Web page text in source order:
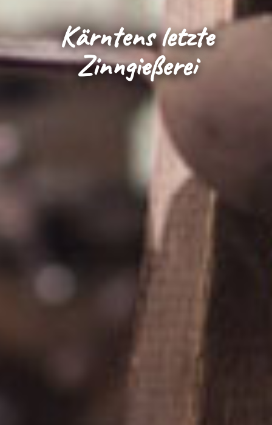
Kärntens letzte
Zinngießerei